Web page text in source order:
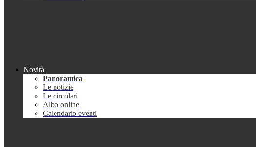
Novità
Panoramica
Le notizie
Le circolari
Albo online
Calendario eventi